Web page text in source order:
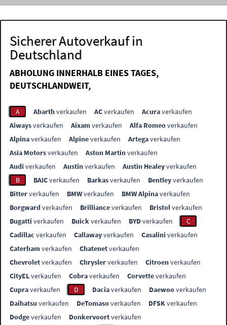
Sicherer Autoverkauf in
Deutschland
ABHOLUNG INNERHALB EINES TAGES,
DEUTSCHLANDWEIT,
A Abarthverkaufen ACverkaufen Acuraverkaufen
Aiwaysverkaufen Aixamverkaufen Alfa Romeoverkaufen
Alpinaverkaufen Alpineverkaufen Artegaverkaufen
Asia Motorsverkaufen Aston Martinverkaufen
Audi verkaufen Austinverkaufen Austin Healeyverkaufen
B
BAICverkaufen Barkasverkaufen Bentleyverkaufen
Bitterverkaufen BMWverkaufen BMW Alpinaverkaufen
Borgwardverkaufen Brillianceverkaufen Bristolverkaufen
Bugatti verkaufen Buickverkaufen BYDverkaufen
C
Cadillac verkaufen Callawayverkaufen Casalini verkaufen
Caterhamverkaufen Chatenetverkaufen
Chevroletverkaufen Chryslerverkaufen Citroenverkaufen
CityELverkaufen Cobraverkaufen Corvetteverkaufen
Cupraverkaufen D Daciaverkaufen Daewooverkaufen
Daihatsu verkaufen DeTomasoverkaufen DFSKverkaufen
Dodgeverkaufen Donkervoortverkaufen